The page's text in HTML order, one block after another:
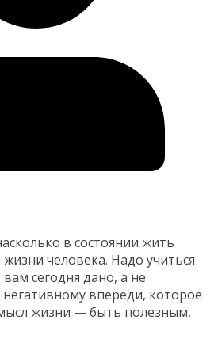
в состоянии жить
человека. Надо учиться
сегодня дано, а не
негативному впереди, которое
жизни — быть полезным,